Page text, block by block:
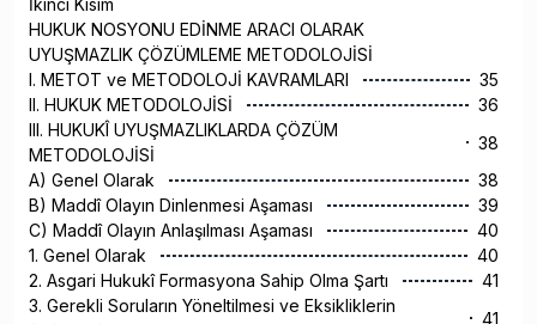
İkinci Kısım
HUKUK NOSYONU EDİNME ARACI OLARAK
UYUŞMAZLIK ÇÖZÜMLEME METODOLOJİSİ
I. METOT ve METODOLOJİ KAVRAMLARI
35
II. HUKUK METODOLOJİSİ
36
III. HUKUKÎ UYUŞMAZLIKLARDA ÇÖZÜM
METODOLOJİSİ
38
A) Genel Olarak
38
B) Maddî Olayın Dinlenmesi Aşaması
39
C) Maddî Olayın Anlaşılması Aşaması
40
1. Genel Olarak
40
2. Asgari Hukukî Formasyona Sahip Olma Şartı
41
3. Gerekli Soruların Yöneltilmesi ve Eksikliklerin
41